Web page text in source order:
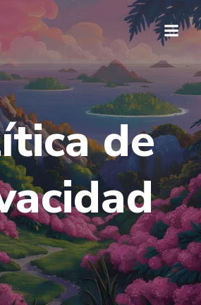
Saltar
al
contenido
de